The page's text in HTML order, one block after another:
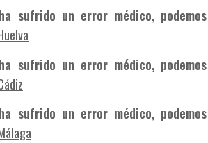
sufrido un error médico,
sufrido un error médico,
sufrido un error médico,